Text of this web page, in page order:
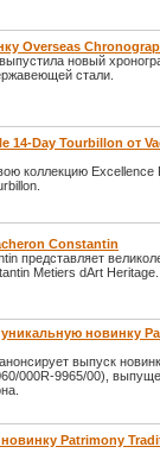
Overseas
новый
стали.
14-Day Tourbillon от
коллекцию Excellence
Constantin
представляет
Metiers dArt Heritage.
новинку
выпуск
000R-9965/00),
Patrimony